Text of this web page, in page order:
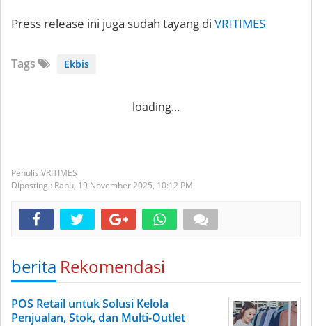
Press release ini juga sudah tayang di VRITIMES
Tags Ekbis
loading...
VRITIMES
Diposting : Rabu, 19 November 2025, 10:12 PM
berita Rekomendasi
POS Retail untuk Solusi Kelola
Penjualan, Stok, dan Multi-Outlet